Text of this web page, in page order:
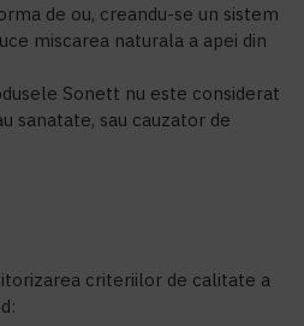
de ou, creandu-se un sistem
miscarea naturala a apei din
Sonett nu este considerat
sanatate, sau cauzator de
criteriilor de calitate a